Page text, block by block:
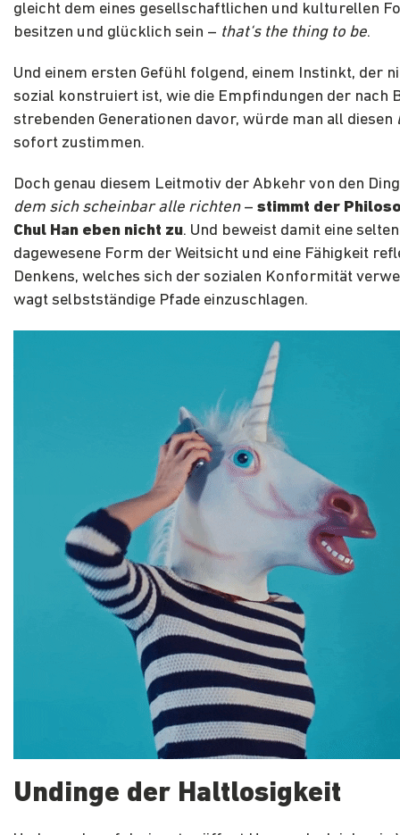
gleicht dem eines gesellschaftlichen und kulturellen
besitzen und glücklich sein – that‘s the thing to be.
Und einem ersten Gefühl folgend, einem Instinkt, der
sozial konstruiert ist, wie die Empfindungen der nach
strebenden Generationen davor, würde man all diesen
sofort zustimmen.
Doch genau diesem Leitmotiv der Abkehr von den
dem sich scheinbar alle richten– stimmt der
Chul Han eben nicht zu. Und beweist damit eine selten
dagewesene Form der Weitsicht und eine Fähigkeit
Denkens, welches sich der sozialen Konformität
wagt selbstständige Pfade einzuschlagen.
Undinge der Haltlosigkeit